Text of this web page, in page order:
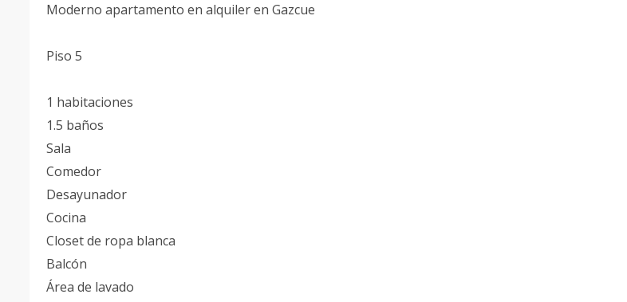
Moderno apartamento en alquiler en Gazcue
Piso 5
1 habitaciones
1.5 baños
Sala
Comedor
Desayunador
Cocina
Closet de ropa blanca
Balcón
Área de lavado